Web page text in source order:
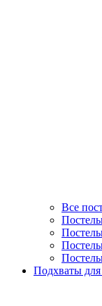
Все
Подхваты